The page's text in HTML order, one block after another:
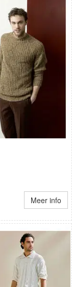
Meer info